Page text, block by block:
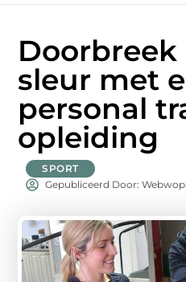
Doorbreek
sleur met
personal
opleiding
SPORT
Gepubliceerd Door: